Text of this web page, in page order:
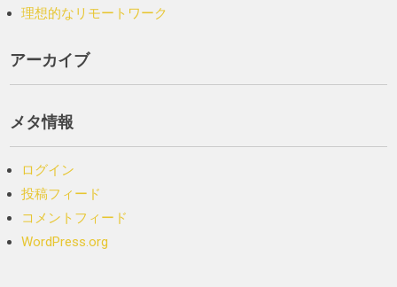
理想的なリモートワーク
アーカイブ
メタ情報
ログイン
投稿フィード
コメントフィード
WordPress.org